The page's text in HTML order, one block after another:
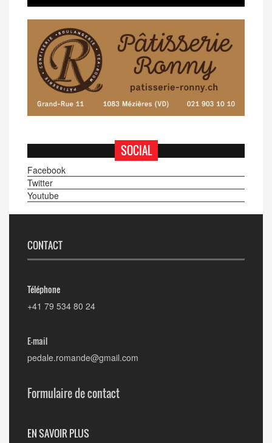
SOCIAL
Facebook
Twitter
Youtube
CONTACT
Téléphone
+41 79 534 80 24
E-mail
pedale.romande@gmail.com
Formulaire de contact
EN SAVOIR PLUS